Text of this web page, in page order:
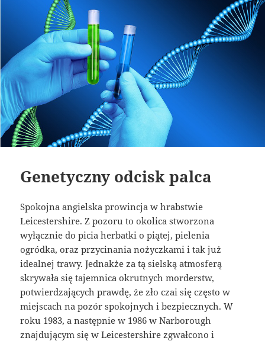
Genetyczny odcisk palca
Spokojna angielska prowincja w hrabstwie
Leicestershire. Z pozoru to okolica stworzona
wyłącznie do picia herbatki o piątej, pielenia
ogródka, oraz przycinania nożyczkami i tak już
idealnej trawy. Jednakże za tą sielską atmosferą
skrywała się tajemnica okrutnych morderstw,
potwierdzających prawdę, że zło czai się często w
miejscach na pozór spokojnych i bezpiecznych. W
roku 1983, a następnie w 1986 w Narborough
znajdującym się w Leicestershire zgwałcono i